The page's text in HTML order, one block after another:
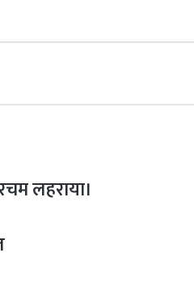
लहराया।